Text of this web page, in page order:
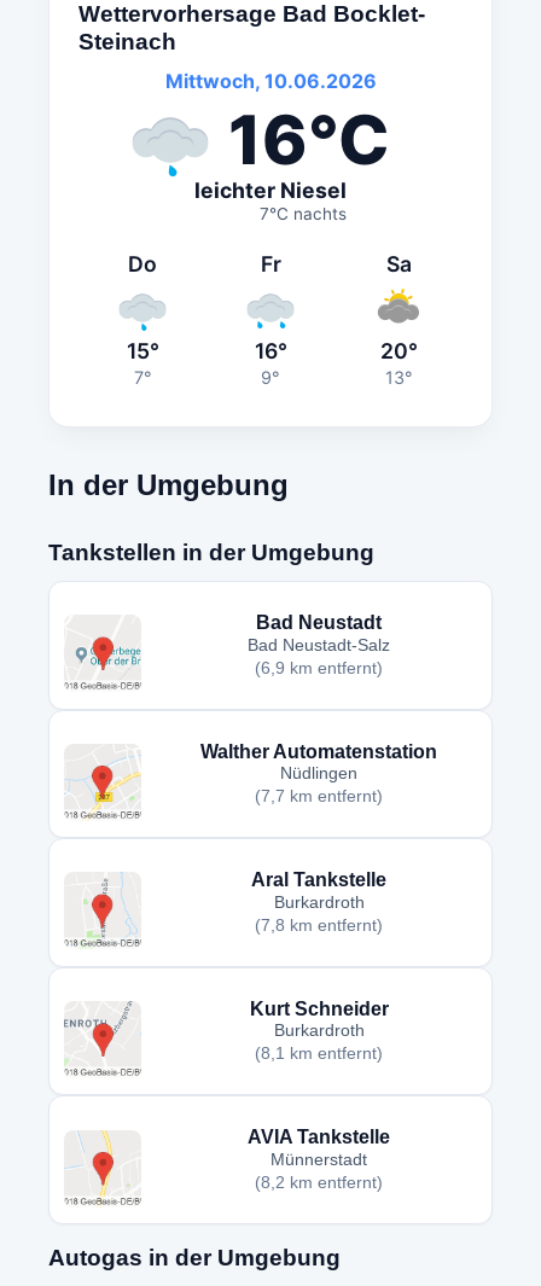
Wettervorhersage Bad Bocklet-
Steinach
Mittwoch, 10.06.2026
16°C
leichter Niesel
7°C nachts
Do
15°
7°
Fr
16°
9°
Sa
20°
13°
In der Umgebung
Tankstellen in der Umgebung
Bad Neustadt
Bad Neustadt-Salz
(6,9 km entfernt)
Walther Automatenstation
Nüdlingen
(7,7 km entfernt)
Aral Tankstelle
Burkardroth
(7,8 km entfernt)
Kurt Schneider
Burkardroth
(8,1 km entfernt)
AVIA Tankstelle
Münnerstadt
(8,2 km entfernt)
Autogas in der Umgebung